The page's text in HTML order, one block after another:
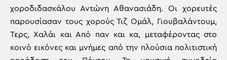
χοροδιδασκάλου Αντώνη Αθανασιάδη. Οι χορευτές
παρουσίασαν τους χορούς Τιζ Ομάλ, Γιουβαλάντουμ,
Τερς, Χαλάι και Από παν και κα, μεταφέροντας στο
κοινό εικόνες και μνήμες από την πλούσια πολιτιστική